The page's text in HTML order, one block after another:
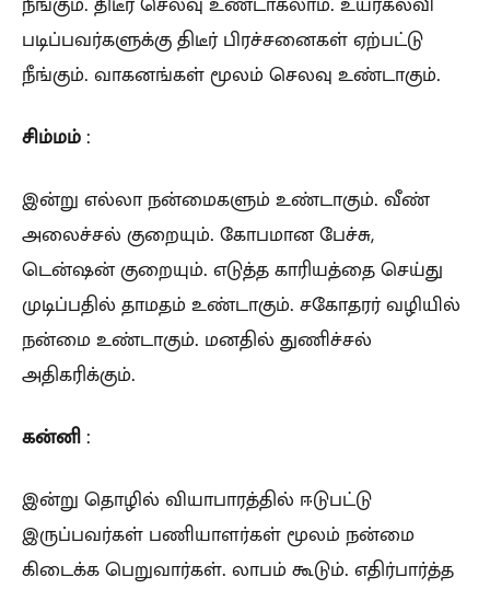
படிப்பவர்களுக்கு திடீர் பிரச்சனைகள் ஏற்பட்டு
நீங்கும். வாகனங்கள் மூலம் செலவு உண்டாகும்.
சிம்மம் :
இன்று எல்லா நன்மைகளும் உண்டாகும். வீண்
அலைச்சல் குறையும். கோபமான பேச்சு,
டென்ஷன் குறையும். எடுத்த காரியத்தை செய்து
முடிப்பதில் தாமதம் உண்டாகும். சகோதரர் வழியில்
நன்மை உண்டாகும். மனதில் துணிச்சல்
அதிகரிக்கும்.
கன்னி :
இன்று தொழில் வியாபாரத்தில் ஈடுபட்டு
இருப்பவர்கள் பணியாளர்கள் மூலம் நன்மை
கிடைக்க பெறுவார்கள். லாபம் கூடும். எதிர்பார்த்த